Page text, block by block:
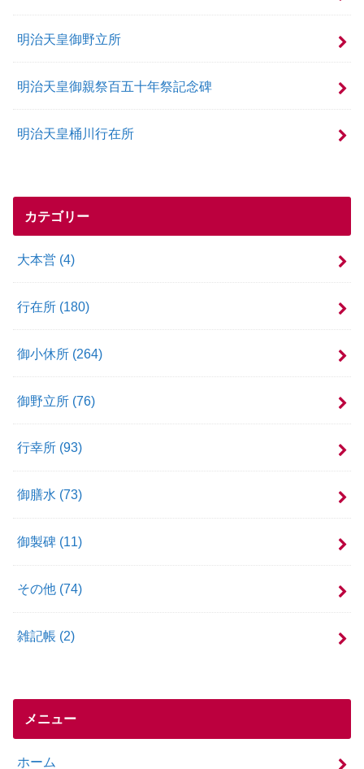
明治天皇御野立所
明治天皇御親祭百五十年祭記念碑
明治天皇桶川行在所
カテゴリー
大本営 (4)
行在所 (180)
御小休所 (264)
御野立所 (76)
行幸所 (93)
御膳水 (73)
御製碑 (11)
その他 (74)
雑記帳 (2)
メニュー
ホーム